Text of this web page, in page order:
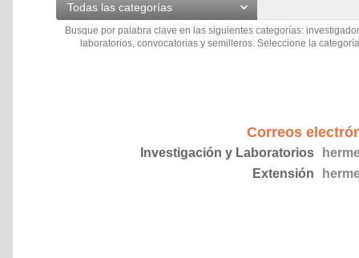
Todas las categorías
Busque por palabra clave en las siguientes categorías:
laboratorios, convocatorias y semilleros. Seleccione la
Correos
Investigación y Laboratorios
Extensión